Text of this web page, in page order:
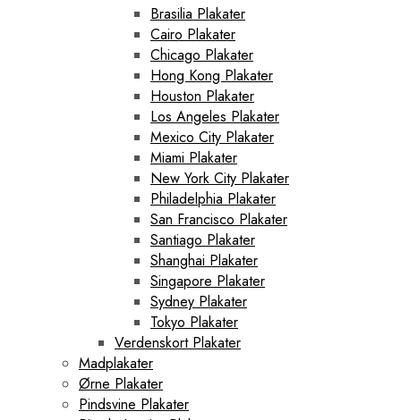
Brasilia Plakater
Cairo Plakater
Chicago Plakater
Hong Kong Plakater
Houston Plakater
Los Angeles Plakater
Mexico City Plakater
Miami Plakater
New York City Plakater
Philadelphia Plakater
San Francisco Plakater
Santiago Plakater
Shanghai Plakater
Singapore Plakater
Sydney Plakater
Tokyo Plakater
Verdenskort Plakater
Madplakater
Ørne Plakater
Pindsvine Plakater